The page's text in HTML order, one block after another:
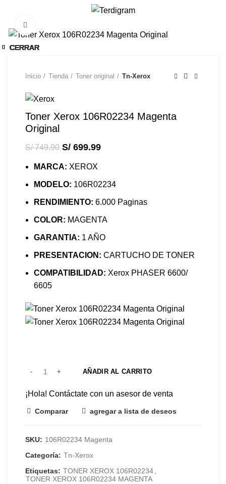
Inicio Tienda Toner original Tn-Xerox
Toner Xerox 106R02234 Magenta
Original
S/749.90 S/ 699.99
MARCA: XEROX
MODELO: 106R02234
RENDIMIENTO: 6.000 Paginas
COLOR: MAGENTA
GARANTIA: 1 AÑO
PRESENTACION: CARTUCHO DE TONER
COMPATIBILIDAD: Xerox PHASER 6600/
6605
AÑADIR AL CARRITO
¡Hola! Contáctate con un asesor de venta
Comparar agregar a lista de deseos
SKU: 106R02234 Magenta
Categoría: Tn-Xerox
Etiquetas: TONER XEROX 106R02234
TONER XEROX 106R02234 MAGENTA
CERRAR
CERRAR
CERRAR
CERRAR
CERRAR
CERRAR
CERRAR
CERRAR
CERRAR
CERRAR
CERRAR